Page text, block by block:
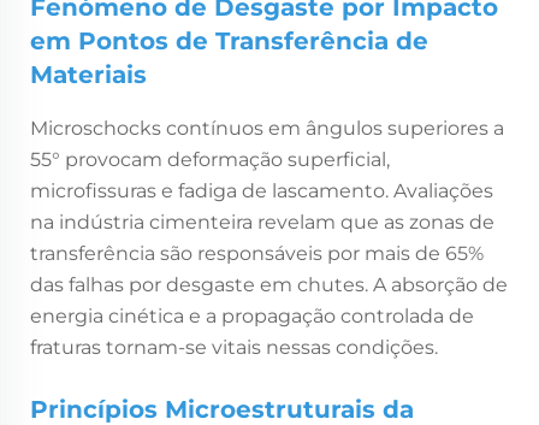
Fenómeno de Desgaste por Impacto
em Pontos de Transferência de
Materiais
Microschocks contínuos em ângulos superiores a
55° provocam deformação superficial,
microfissuras e fadiga de lascamento. Avaliações
na indústria cimenteira revelam que as zonas de
transferência são responsáveis por mais de 65%
das falhas por desgaste em chutes. A absorção de
energia cinética e a propagação controlada de
fraturas tornam-se vitais nessas condições.
Princípios Microestruturais da